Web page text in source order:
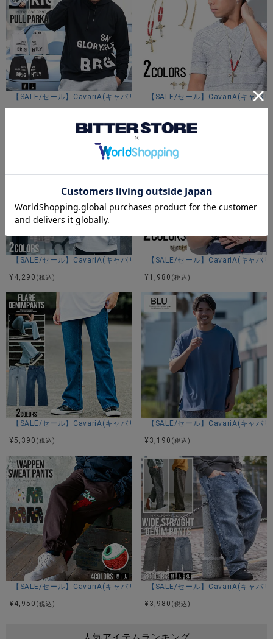
モデル
TAIRA：身長180cm 体重67kg Lサイズ着用
カラー展開
アイテムガイド
伸縮性-なし 透け感-なし 生地の厚み-普通 裏地-なし
※当店スタッフの個人的な感想になります。お客様により、感
じ方等異なる場合がございますので、あくまでもご参考とし
てご利用ください。
【SALE/セール】CavariA(キャバリア)光沢プリントパーカー/全2色
【SALE/セール】CavariA(キャバ
【SALE/セール】CavariA(キャバリア)ノーカラーチェックカーディガン/
¥ 4,290 (税込)
【SALE/セール】CavariA(キャバ
¥ 1,980 (税込)
【SALE/セール】CavariA(キャバリア)デニムフレアロングパンツ/全2色
¥ 5,390 (税込)
【SALE/セール】CavariA(キャバ
¥ 3,190 (税込)
【SALE/セール】CavariA(キャバリア)サガラ刺繍入りロゴパンツ/全4色
¥ 4,950 (税込)
【SALE/セール】CavariA(キャバ
¥ 3,980 (税込)